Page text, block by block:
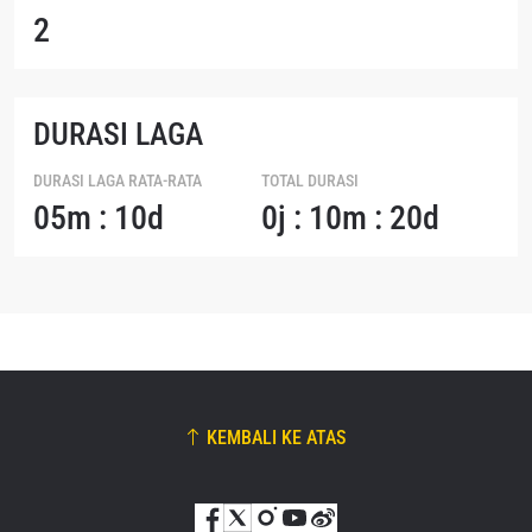
2
DURASI LAGA
DURASI LAGA RATA-RATA
05m : 10d
TOTAL DURASI
0j : 10m : 20d
KEMBALI KE ATAS